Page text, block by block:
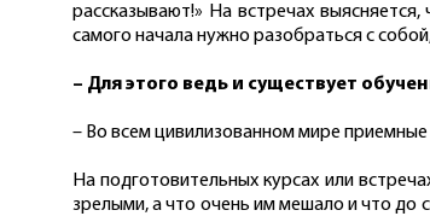
рассказывают!» На встречах
самого начала нужно разобраться с
– Для этого ведь и существует
– Во всем цивилизованном мире
На подготовительных курсах или
зрелыми, а что очень им мешало и что до